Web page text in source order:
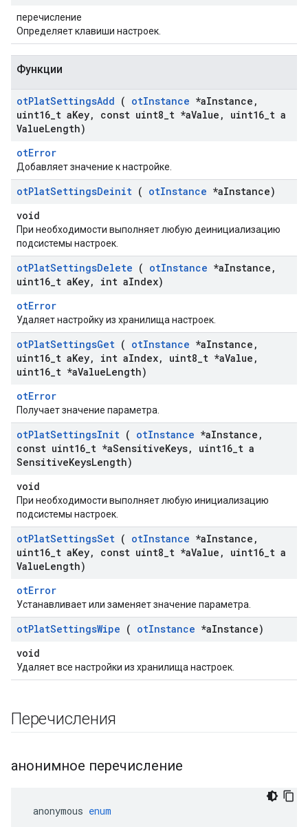
перечисление
Определяет клавиши настроек.
Функции
otPlatSettingsAdd ( otInstance *aInstance ,
uint16 t aKey, const uint8 t *aValue , uint16 t a
ValueLength)
otError
Добавляет значение к настройке.
otPlatSettingsDeinit ( otInstance *aInstance)
void
При необходимости выполняет любую деинициализацию
подсистемы настроек.
otPlatSettingsDelete ( otInstance *aInstance ,
uint16 t aKey, int aIndex)
otError
Удаляет настройку из хранилища настроек.
otPlatSettingsGet ( otInstance *aInstance ,
uint16 t aKey, int aIndex, uint8 t *aValue ,
uint16 t *aValueLength)
otError
Получает значение параметра.
otPlatSettingsInit ( otInstance *aInstance ,
const uint16 t *aSensitiveKeys, uint16 t a
SensitiveKeysLength)
void
При необходимости выполняет любую инициализацию
подсистемы настроек.
otPlatSettingsSet ( otInstance *aInstance ,
uint16 t aKey, const uint8 t *aValue , uint16 t a
ValueLength)
otError
Устанавливает или заменяет значение параметра.
otPlatSettingsWipe ( otInstance *aInstance)
void
Удаляет все настройки из хранилища настроек.
Перечисления
анонимное перечисление
anonymous enum